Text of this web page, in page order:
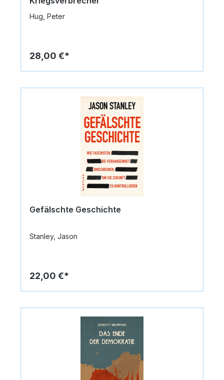
Hug, Peter
28,00 €*
Gefälschte Geschichte
Stanley, Jason
22,00 €*